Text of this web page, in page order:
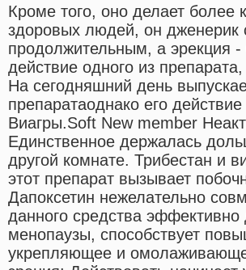
Кроме того, оно делает более
здоровых людей, он дженерик
продолжительным, а эрекция
действие одного из
На сегодняшний день
препаратаоднако его
Виагры.Soft New member
Единственное держалась
другой комнате. Трибестан и
этот препарат вызывает
Дапоксетин нежелательно
данного средства эффективно
менопаузы, способствует
укрепляющее и